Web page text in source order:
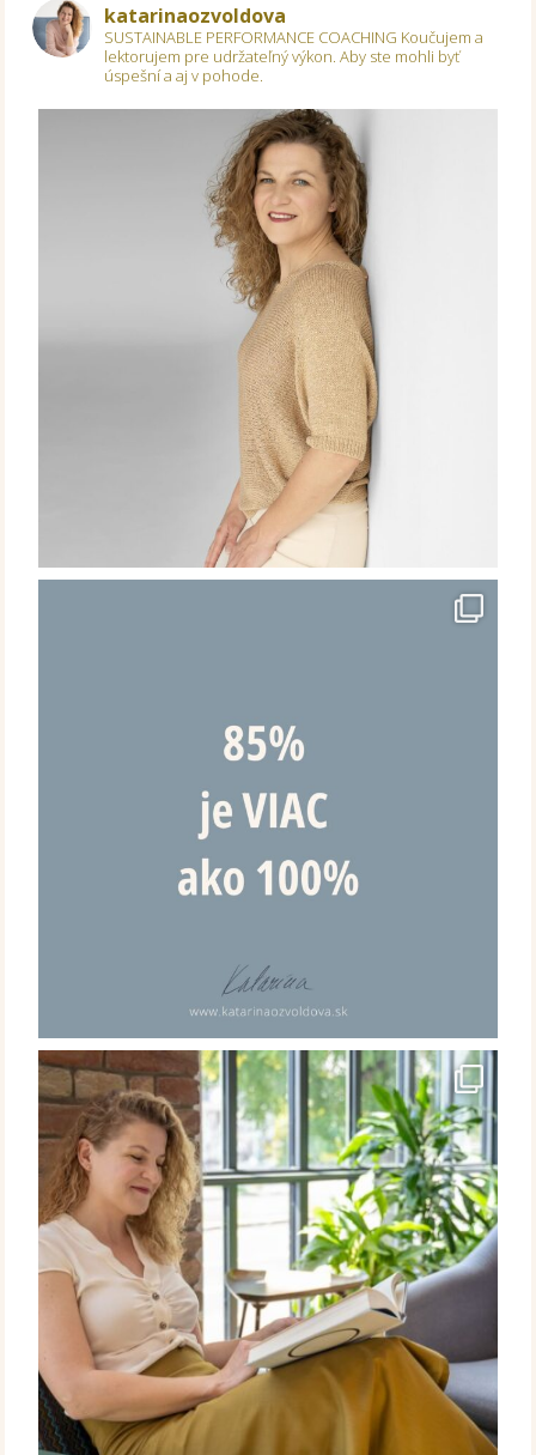
katarinaozvoldova
SUSTAINABLE PERFORMANCE COACHING Koučujem a
lektorujem pre udržateľný výkon.Aby ste mohli byť
úspešní a aj v pohode.